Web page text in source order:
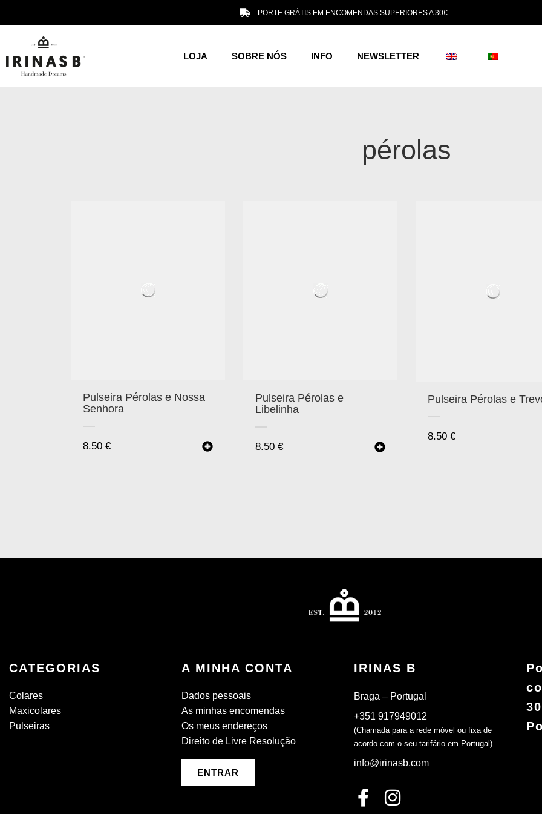
PORTE GRÁTIS EM ENCOMENDAS SUPERIORES A 30€
LOJA SOBRE NÓS INFO NEWSLETTER
pérolas
Pulseira Pérolas e Nossa
Senhora
8.50 €
Pulseira Pérolas e
Libelinha
8.50 €
Pulseira Pérolas e
8.50 €
CATEGORIAS
Colares
Maxicolares
Pulseiras
A MINHA CONTA
Dados pessoais
As minhas encomendas
Os meus endereços
Direito de Livre Resolução
ENTRAR
IRINAS B
Braga – Portugal
+351 917949012
(Chamada para a rede móvel ou fixa de
acordo com o seu tarifário em Portugal)
info@irinasb.com